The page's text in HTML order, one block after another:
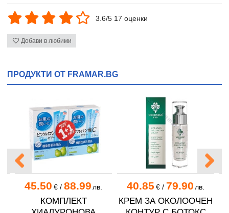
3.6/5 17 оценки
Добави в любими
ПРОДУКТИ ОТ FRAMAR.BG
45.50 €/ 88.99 лв.
КОМПЛЕКТ
40.85 €/ 79.90 лв.
КРЕМ ЗА ОКОЛООЧЕН